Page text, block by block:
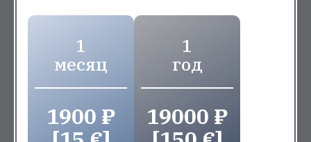
1
месяц
1900 ₽
1
год
19000 ₽